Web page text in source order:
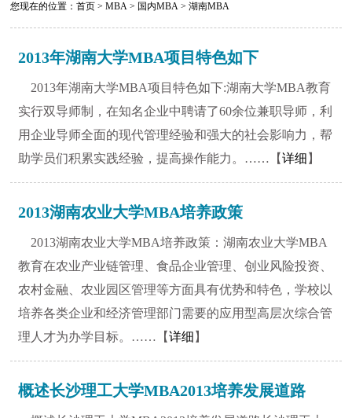
1 2 3 4 5 6 7 8
您现在的位置：首页 >MBA > 国内MBA >湖南MBA
2013年湖南大学MBA项目特色如下
2013年湖南大学MBA项目特色如下:湖南大学MBA教育
实行双导师制，在知名企业中聘请了60余位兼职导师，利
用企业导师全面的现代管理经验和强大的社会影响力，帮
助学员们积累实践经验，提高操作能力。……【详细 】
2013湖南农业大学MBA培养政策
2013湖南农业大学MBA培养政策：湖南农业大学MBA
教育在农业产业链管理、食品企业管理、创业风险投资、
农村金融、农业园区管理等方面具有优势和特色，学校以
培养各类企业和经济管理部门需要的应用型高层次综合管
理人才为办学目标。……【详细 】
概述长沙理工大学MBA2013培养发展道路